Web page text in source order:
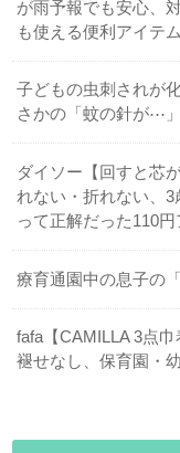
が雨予報でも安心、
も使える便利アイテム
子どもの虫刺されが
さかの「蚊の針が⋯」
ダイソー【回すと芯
れない・折れない、
って正解だった110円
療育通園中の息子の
fafa【CAMILLA 3点
褪せなし、保育園・